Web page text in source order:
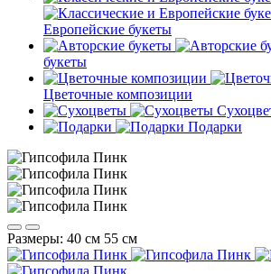
Европейские букеты
букеты
Цветочные композиции
Подарки
Размеры: 40 см 55 см